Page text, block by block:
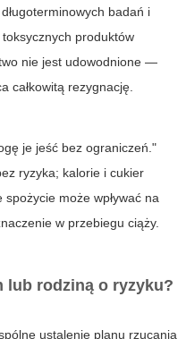
badań i
produktów
nie jest udowodnione —
całkowitą rezygnację.
je jeść bez ograniczeń."
ryzyka; kalorie i cukier
może wpływać na
w przebiegu ciąży.
lub rodziną o ryzyku?
ustalenie planu rzucania